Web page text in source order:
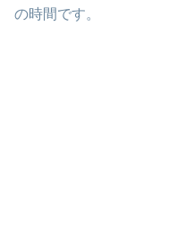
の時間です。